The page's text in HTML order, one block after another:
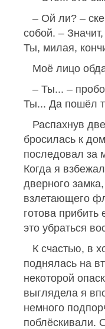
– Ой ли? –
собой. –
Ты, милая,
Моё лицо
– Ты... –
Ты... Да пошёл
Распахнув
бросилась к
последовал за
Когда я
дверного
взлетающего
готова
это убраться
К счастью, в
поднялась на
некоторой
выглядела я
немного
поблёскивали.